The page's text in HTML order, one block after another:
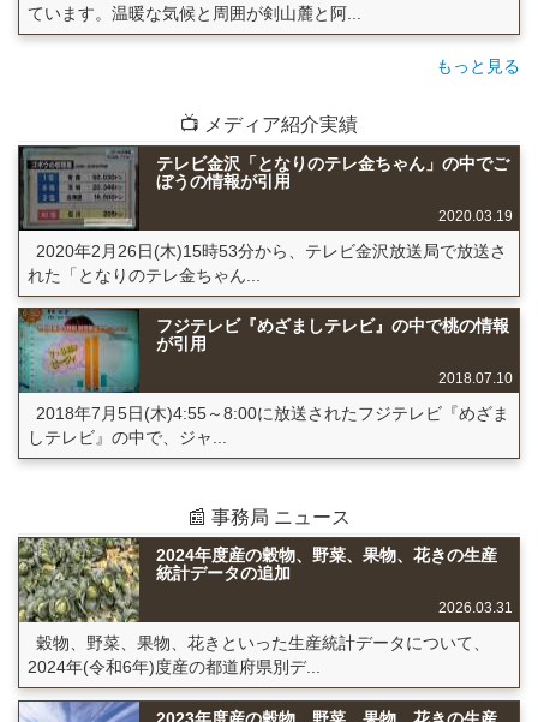
ています。温暖な気候と周囲が剣山麓と阿...
もっと見る
📺 メディア紹介実績
テレビ金沢「となりのテレ金ちゃん」の中でご
ぼうの情報が引用
2020.03.19
2020年2月26日(木)15時53分から、テレビ金沢放送局で放送さ
れた「となりのテレ金ちゃん...
フジテレビ『めざましテレビ』の中で桃の情報
が引用
2018.07.10
2018年7月5日(木)4:55～8:00に放送されたフジテレビ『めざま
しテレビ』の中で、ジャ...
📰 事務局 ニュース
2024年度産の穀物、野菜、果物、花きの生産
統計データの追加
2026.03.31
穀物、野菜、果物、花きといった生産統計データについて、
2024年(令和6年)度産の都道府県別デ...